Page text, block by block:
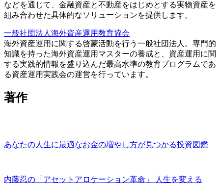
などを通じて、金融資産と不動産をはじめとする実物資産を
組み合わせた具体的なソリューションを提供します。
一般社団法人海外資産運用教育協会
海外資産運用に関する啓蒙活動を行う一般社団法人。専門的
知識を持った海外資産運用マスターの養成と、資産運用に関
する実践的情報を盛り込んだ最高水準の教育プログラムであ
る資産運用実践会の運営を行っています。
著作
あなたの人生に最適なお金の増やし方が見つかる投資図鑑
内藤忍の「アセットアロケーション革命」 人生を変える